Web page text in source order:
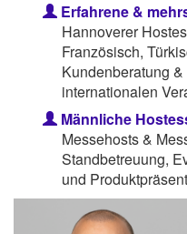
Erfahrene &
Hannoverer
Französisch,
Kundenberatung
internationalen
Männliche
Messehosts &
Standbetreuung,
und